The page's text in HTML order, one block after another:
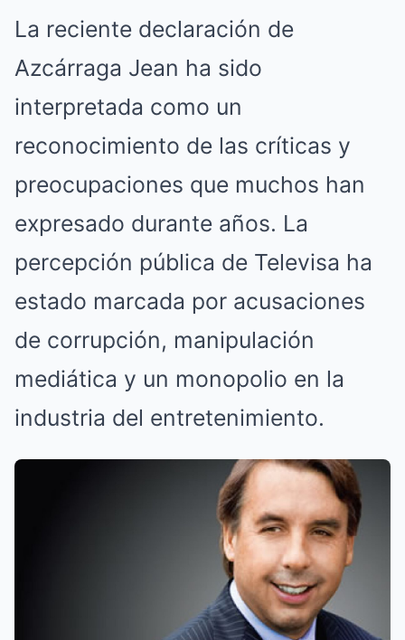
La reciente declaración de
Azcárraga Jean ha sido
interpretada como un
reconocimiento de las críticas y
preocupaciones que muchos han
expresado durante años. La
percepción pública de Televisa ha
estado marcada por acusaciones
de corrupción, manipulación
mediática y un monopolio en la
industria del entretenimiento.